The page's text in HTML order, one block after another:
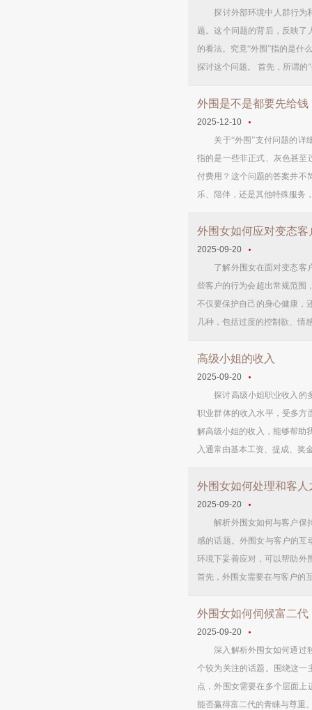
探讨外部环境中人群行为和
题。这个问题的背后，反映
的看法。究竟“外围”指的是什
探讨这个问题。 首先，所谓的
外围是不是都要先给钱
2025-12-10
关于“外围”支付问题的详细
指的是一些非正式、灰色甚至
付费用？这个问题的答案并不
乐、陪伴，还是其他特殊服务
外围女如何应对变态
2025-09-20
了解外围女在面对变态客户
些客户的行为会超出常规范围
不仅要保护自己的身心健康，
几种，包括过度的控制欲、情
高级小姐的收入
2025-09-20
探讨高级小姐职业收入的多
职业群体的收入水平，受多方
解高级小姐的收入，能够帮助
入通常由基本工资、提成、奖
外围女如何处理和客人
2025-09-20
解析外围女如何与客户保持
感的话题。外围女与客户的
环境下妥善应对，可以帮助外
首先，外围女需要在与客户的
外围女如何伺候富二代
2025-09-20
深入解析外围女如何通过独
个较为关注的话题。围绕这一
点，外围女需要在多个层面
能否赢得富二代的青睐与尊重